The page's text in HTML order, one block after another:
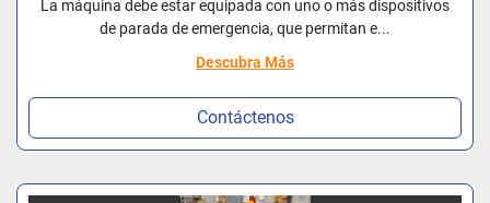
La máquina debe estar equipada con uno o más dispositivos
de parada de emergencia, que permitan e...
Descubra Más
Contáctenos